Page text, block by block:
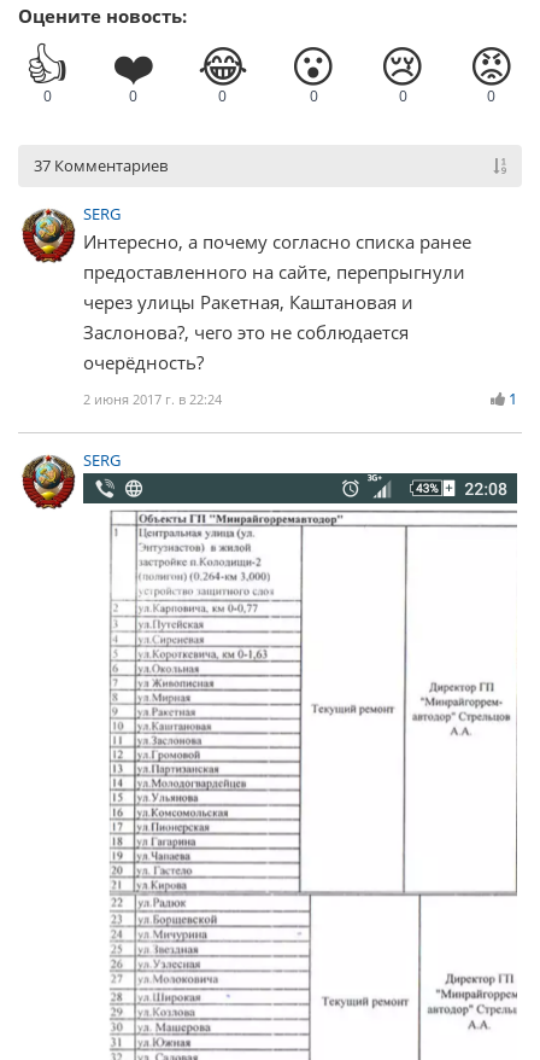
Оцените новость:
👍
0
❤️
0
😂
0
😮
0
😢
0
😡
0
37 Комментариев
SERG
Интересно, а почему согласно списка ранее
предоставленного на сайте, перепрыгнули
через улицы Ракетная, Каштановая и
Заслонова?, чего это не соблюдается
очерёдность?
2 июня 2017 г. в 22:24 1
SERG